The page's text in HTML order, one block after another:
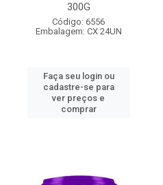
300G
Código: 6556
Embalagem: CX 24UN
Faça seu login ou
cadastre-se para
ver preços e
comprar